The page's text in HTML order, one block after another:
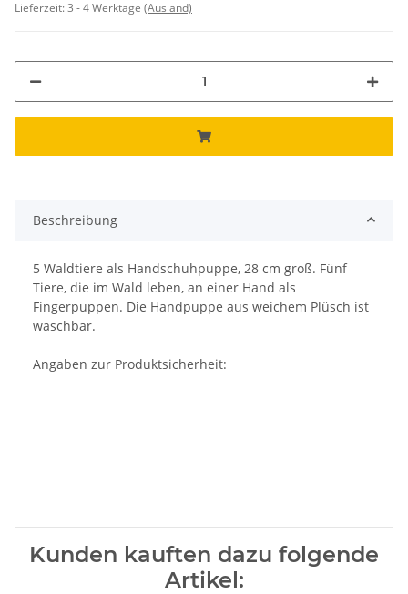
Lieferzeit:3 - 4 Werktage (Ausland)
Beschreibung
5 Waldtiere als Handschuhpuppe, 28 cm groß. Fünf
Tiere, die im Wald leben, an einer Hand als
Fingerpuppen. Die Handpuppe aus weichem Plüsch ist
waschbar.
Angaben zur Produktsicherheit:
Kunden kauften dazu folgende
Artikel: